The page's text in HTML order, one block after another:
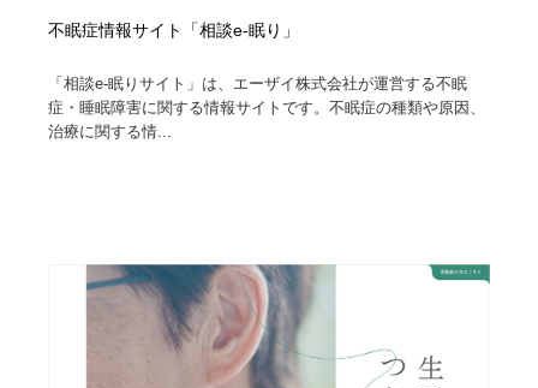
不眠症情報サイト「相談e-眠り」
「相談e-眠りサイト」は、エーザイ株式会社が運営する不眠
症・睡眠障害に関する情報サイトです。不眠症の種類や原因、
治療に関する情...